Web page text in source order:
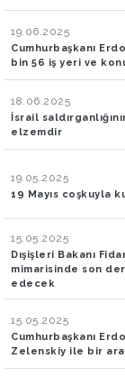
19.06.2025
Cumhurbaşkanı
bin 56 iş yeri ve
18.06.2025
İsrail
elzemdir
19.05.2025
19 Mayıs coşkuyla
15.05.2025
Dışişleri Bakanı
mimarisinde son
edecek
15.05.2025
Cumhurbaşkanı
Zelenskiy ile bir